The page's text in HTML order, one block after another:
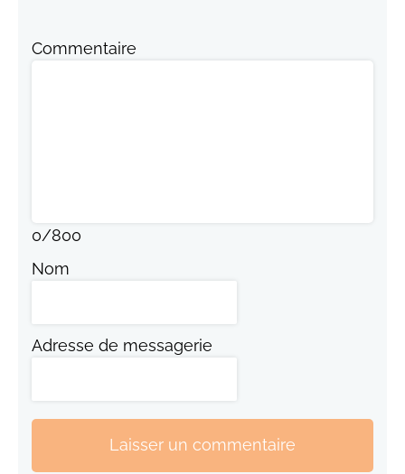
Commentaire
0/800
Nom
Adresse de messagerie
Laisser un commentaire